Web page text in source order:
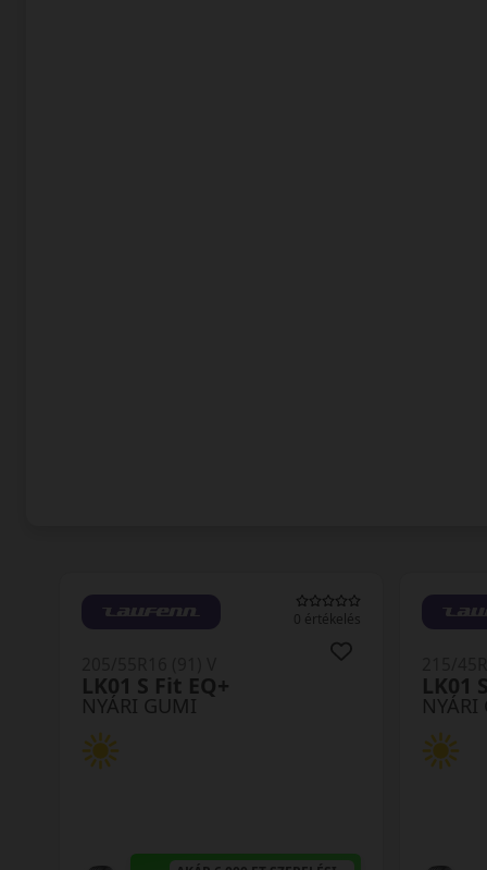
0 értékelés
NYÁRI GUMI
LK01 S Fit EQ+
NYÁRI
LK01